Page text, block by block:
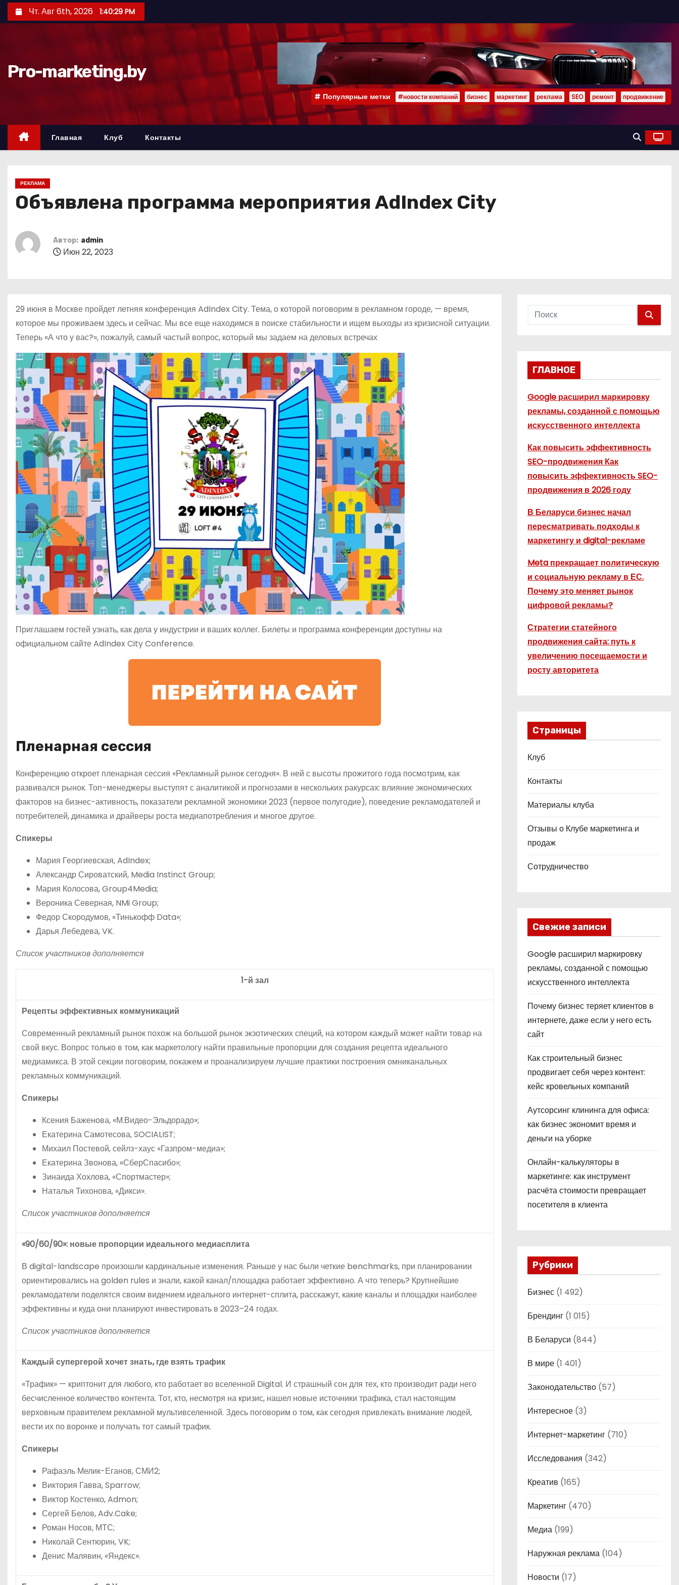
е
д
Чт. Авг 6th, 2026 1:40:31 PM
Pro-marketing.by
Популярные метки #новости компаний бизнес маркетинг реклама SEO ремонт продвижение
Главная Клуб Контакты
РЕКЛАМА
Объявлена программа мероприятия AdIndex City
Автор: admin
Июн 22, 2023
29 июня в Москве пройдет летняя конференция AdIndex City. Тема, о которой поговорим в рекламном городе, — время,
которое мы проживаем здесь и сейчас. Мы все еще находимся в поиске стабильности и ищем выходы из кризисной ситуации.
Теперь «А что у вас?», пожалуй, самый частый вопрос, который мы задаем на деловых встречах
Приглашаем гостей узнать, как дела у индустрии и ваших коллег. Билеты и программа конференции доступны на
официальном сайте AdIndex City Conference.
Пленарная сессия
Конференцию откроет пленарная сессия «Рекламный рынок сегодня». В ней с высоты прожитого года посмотрим, как
развивался рынок. Топ-менеджеры выступят с аналитикой и прогнозами в нескольких ракурсах: влияние экономических
факторов на бизнес-активность, показатели рекламной экономики 2023 (первое полугодие), поведение рекламодателей и
потребителей, динамика и драйверы роста медиапотребления и многое другое.
Спикеры
Мария Георгиевская, AdIndex;
Александр Сироватский, Media Instinct Group;
Мария Колосова, Group4Media;
Вероника Северная, NMi Group;
Федор Скородумов, «Тинькофф Data»;
Дарья Лебедева, VK.
Список участников дополняется
1-й зал
Рецепты эффективных коммуникаций
Современный рекламный рынок похож на большой рынок экзотических специй, на котором каждый может найти товар на
свой вкус. Вопрос только в том, как маркетологу найти правильные пропорции для создания рецепта идеального
медиамикса. В этой секции поговорим, покажем и проанализируем лучшие практики построения омниканальных
рекламных коммуникаций.
Спикеры
Ксения Баженова, «М.Видео-Эльдорадо»;
Екатерина Самотесова, SOCIALIST;
Михаил Постевой, сейлз-хаус «Газпром-медиа»;
Екатерина Звонова, «СберСпасибо»;
Зинаида Хохлова, «Спортмастер»;
Наталья Тихонова, «Дикси».
Список участников дополняется
«90/60/90»: новые пропорции идеального медиасплита
В digital-landscape произошли кардинальные изменения. Раньше у нас были четкие benchmarks, при планировании
ориентировались на golden rules и знали, какой канал/площадка работает эффективно. А что теперь? Крупнейшие
рекламодатели поделятся своим видением идеального интернет-сплита, расскажут, какие каналы и площадки наиболее
эффективны и куда они планируют инвестировать в 2023–24 годах.
Список участников дополняется
Каждый супергерой хочет знать, где взять трафик
«Трафик» — криптонит для любого, кто работает во вселенной Digital. И страшный сон для тех, кто производит ради него
бесчисленное количество контента. Тот, кто, несмотря на кризис, нашел новые источники трафика, стал настоящим
верховным правителем рекламной мультивселенной. Здесь поговорим о том, как сегодня привлекать внимание людей,
вести их по воронке и получать тот самый трафик.
Спикеры
Рафаэль Мелик-Еганов, СМИ2;
Виктория Гавва, Sparrow;
Виктор Костенко, Admon;
Сергей Белов, Adv.Cake;
Роман Носов, МТС;
Николай Сентюрин, VK;
Денис Малявин, «Яндекс».
ГЛАВНОЕ
Google расширил маркировку
рекламы, созданной с помощью
искусственного интеллекта
Как повысить эффективность
SEO-продвижения Как
повысить эффективность SEO-
продвижения в 2026 году
В Беларуси бизнес начал
пересматривать подходы к
маркетингу и digital-рекламе
Meta прекращает политическую
и социальную рекламу в ЕС.
Почему это меняет рынок
цифровой рекламы?
Стратегии статейного
продвижения сайта: путь к
увеличению посещаемости и
росту авторитета
Страницы
Клуб
Контакты
Материалы клуба
Отзывы о Клубе маркетинга и
продаж
Сотрудничество
Свежие записи
Google расширил маркировку
рекламы, созданной с помощью
искусственного интеллекта
Почему бизнес теряет клиентов в
интернете, даже если у него есть
сайт
Как строительный бизнес
продвигает себя через контент:
кейс кровельных компаний
Аутсорсинг клининга для офиса:
как бизнес экономит время и
деньги на уборке
Онлайн-калькуляторы в
маркетинге: как инструмент
расчёта стоимости превращает
посетителя в клиента
Рубрики
Бизнес (1 492)
Брендинг (1 015)
В Беларуси (844)
В мире (1 401)
Законодательство (57)
Интересное (3)
Интернет-маркетинг (710)
Исследования (342)
Креатив (165)
Маркетинг (470)
Медиа (199)
Наружная реклама (104)
Новости (17)